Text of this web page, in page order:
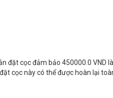
đặt cọc đảm bảo 450000.0 VND
cọc này có thể được hoàn lại